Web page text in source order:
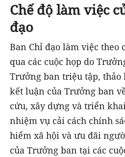
Chế độ làm việc
đạo
Ban Chỉ đạo làm việc theo
qua các cuộc họp do
Trưởng ban triệu tập, thảo
kết luận của Trưởng ban
cứu, xây dựng và triển
nhiệm vụ cải cách chính
hiểm xã hội và ưu đãi
của Trưởng ban tại các